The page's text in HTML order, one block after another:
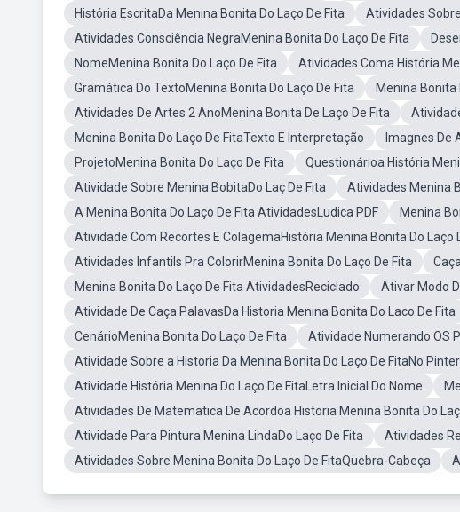
História EscritaDa Menina Bonita Do Laço De Fita
Atividades
Atividades Consciência NegraMenina Bonita Do Laço De Fita
NomeMenina Bonita Do Laço De Fita
Atividades Coma História
Gramática Do TextoMenina Bonita Do Laço De Fita
Menina Bonita
Atividades De Artes 2 AnoMenina Bonita De Laço De Fita
Menina Bonita Do Laço De FitaTexto E Interpretação
Imagnes De
ProjetoMenina Bonita Do Laço De Fita
Questionárioa História
Atividade Sobre Menina BobitaDo Laç De Fita
Atividades Menina
A Menina Bonita Do Laço De Fita AtividadesLudica PDF
Menina
Atividade Com Recortes E ColagemaHistória Menina Bonita Do Laço
Atividades Infantils Pra ColorirMenina Bonita Do Laço De Fita
Menina Bonita Do Laço De Fita AtividadesReciclado
Ativar Modo
Atividade De Caça PalavasDa Historia Menina Bonita Do Laco De Fita
CenárioMenina Bonita Do Laço De Fita
Atividade Numerando OS
Atividade Sobre a Historia Da Menina Bonita Do Laço De FitaNo
Atividade História Menina Do Laço De FitaLetra Inicial Do Nome
Atividades De Matematica De Acordoa Historia Menina Bonita Do
Atividade Para Pintura Menina LindaDo Laço De Fita
Atividades
Atividades Sobre Menina Bonita Do Laço De FitaQuebra-Cabeça